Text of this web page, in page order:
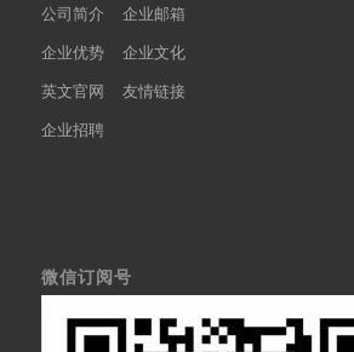
公司简介
企业邮箱
企业优势
企业文化
英文官网
友情链接
企业招聘
微信订阅号